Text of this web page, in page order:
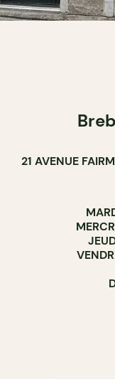
21 AVENUE